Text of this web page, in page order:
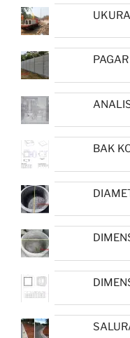
BAK